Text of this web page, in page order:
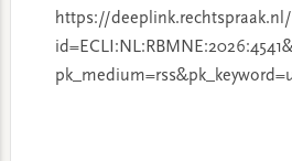
https://